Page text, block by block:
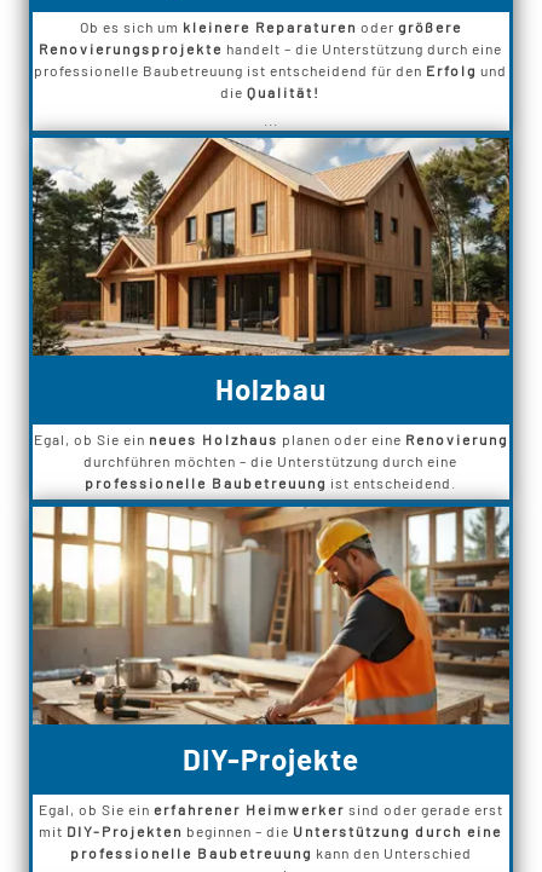
Ob es sich um kleinere Reparaturen oder größere
Renovierungsprojekte handelt – die Unterstützung durch eine
professionelle Baubetreuung ist entscheidend für den Erfolg und
dieQualität!
Holzbau
Egal, ob Sie ein neues Holzhaus planen oder eine Renovierung
durchführen möchten – die Unterstützung durch eine
professionelle Baubetreuung ist entscheidend.
DIY-Projekte
Egal, ob Sie ein erfahrener Heimwerker sind oder gerade erst
mit DIY-Projekten beginnen – die Unterstützung durch eine
professionelle Baubetreuung kann den Unterschied